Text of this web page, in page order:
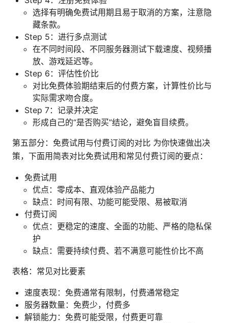
选择有明确免费试用期且易于取消的方案，注意隐
藏条款。
Step 5：进行多点测试
在不同时间段、不同服务器测试下载速度、视频播
放、游戏延迟等。
Step 6：评估性价比
对比免费体验期结束后的付费方案，计算性价比与
实际需求吻合度。
Step 7：记录并决定
形成自己的“是否购买”结论，避免盲目续费。
第五部分：免费试用与付费订阅的对比 为你快速做出决
策，下面用简表对比免费试用和常见付费订阅的要点：
免费试用
优点：零成本、直观体验产品能力
缺点：时间有限、功能可能受限、易被取消
付费订阅
优点：更稳定的速度、全面的功能、严格的隐私保
护
缺点：需要持续付费、若不满意可能性价比不高
表格：常见对比要素
速度表现：免费通常有限制，付费通常稳定
服务器数量：免费少，付费多
解锁能力：免费可能受限，付费更可靠